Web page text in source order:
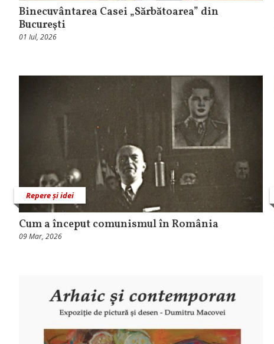
Binecuvântarea Casei „Sărbătoarea” din
Bucureşti
01 Iul, 2026
Repere și idei
Cum a început comunismul în România
09 Mar, 2026